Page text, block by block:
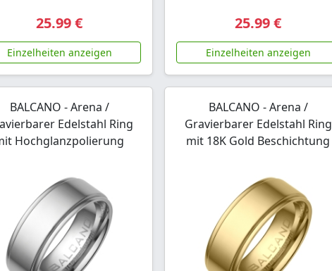
25.99 €
Einzelheiten anzeigen
25.99 €
Einzelheiten anzeigen
BALCANO - Arena /
Edelstahl Ring
Hochglanzpolierung
BALCANO - Arena /
Gravierbarer Edelstahl Ring
mit 18K Gold Beschichtung